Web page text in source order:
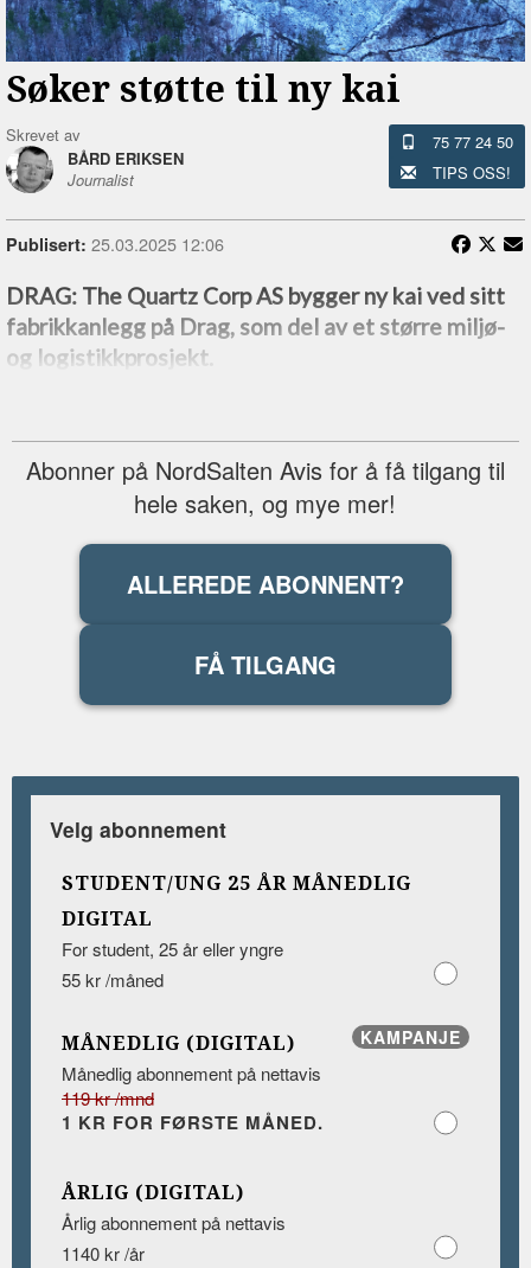
Søker støtte til ny kai
Skrevet av
BÅRD ERIKSEN
Journalist
75 77 24 50
TIPS OSS!
Publisert: 25.03.2025 12:06
DRAG: The Quartz Corp AS bygger ny kai ved sitt
fabrikkanlegg på Drag, som del av et større miljø-
og logistikkprosjekt.
Abonner på NordSalten Avis for å få tilgang til
hele saken, og mye mer!
ALLEREDE ABONNENT?
FÅ TILGANG
Velg abonnement
STUDENT/UNG 25 ÅR MÅNEDLIG
DIGITAL
For student, 25 år eller yngre
55 kr /måned
KAMPANJE
MÅNEDLIG (DIGITAL)
Månedlig abonnement på nettavis
119 kr /mnd
1 KR FOR FØRSTE MÅNED.
ÅRLIG (DIGITAL)
Årlig abonnement på nettavis
1140 kr /år